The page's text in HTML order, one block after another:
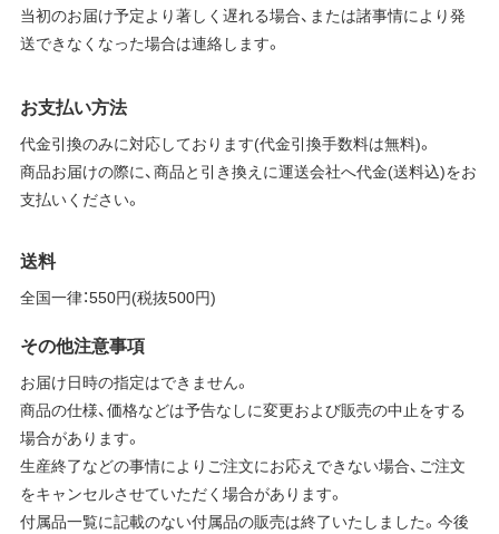
当初のお届け予定より著しく遅れる場合、または諸事情により発
送できなくなった場合は連絡します。
お支払い方法
代金引換のみに対応しております(代金引換手数料は無料)。
商品お届けの際に、商品と引き換えに運送会社へ代金(送料込)をお
支払いください。
送料
全国一律：550円(税抜500円)
その他注意事項
お届け日時の指定はできません。
商品の仕様、価格などは予告なしに変更および販売の中止をする
場合があります。
生産終了などの事情によりご注文にお応えできない場合、ご注文
をキャンセルさせていただく場合があります。
付属品一覧に記載のない付属品の販売は終了いたしました。今後